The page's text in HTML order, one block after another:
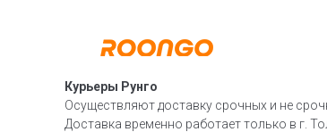
Курьеры Рунго
Осуществляют доставку срочных и не
Доставка временно работает только в г.